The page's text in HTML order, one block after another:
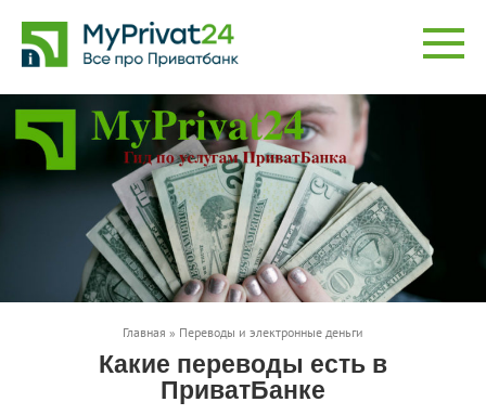
контенту
Главная » Переводы и электронные деньги
Какие переводы есть в
ПриватБанке